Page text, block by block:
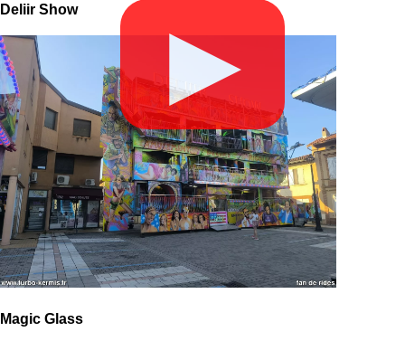
▶
Deliir Show
Magic Glass